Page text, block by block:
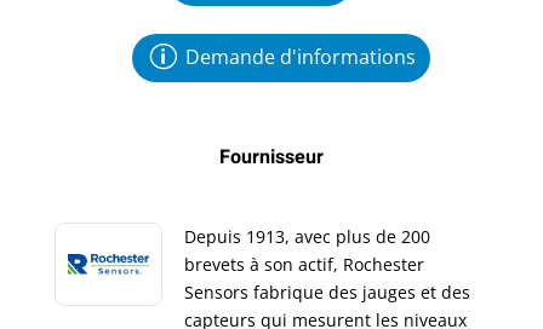
Demande d'informations
Fournisseur
Depuis 1913, avec plus de 200
brevets à son actif, Rochester
Sensors fabrique des jauges et des
capteurs qui mesurent les niveaux